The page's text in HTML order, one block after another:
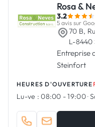
Rosa &
3.2
5 avis sur
70 B,
L-
Entreprise
Steinfort
HEURES D'OUVERTURE
Lu-ve : 08:00 - 19:00·